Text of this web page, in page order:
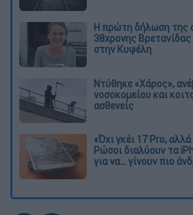
Η πρώτη δήλωση της
38χρονης
στην Κυψέλη
Ντύθηκε «Χάρος»,
νοσοκομείου και
ασθενείς
«Όχι γκέι 17 Pro,
Ρώσοι διαλύουν τα
για να... γίνουν πιο